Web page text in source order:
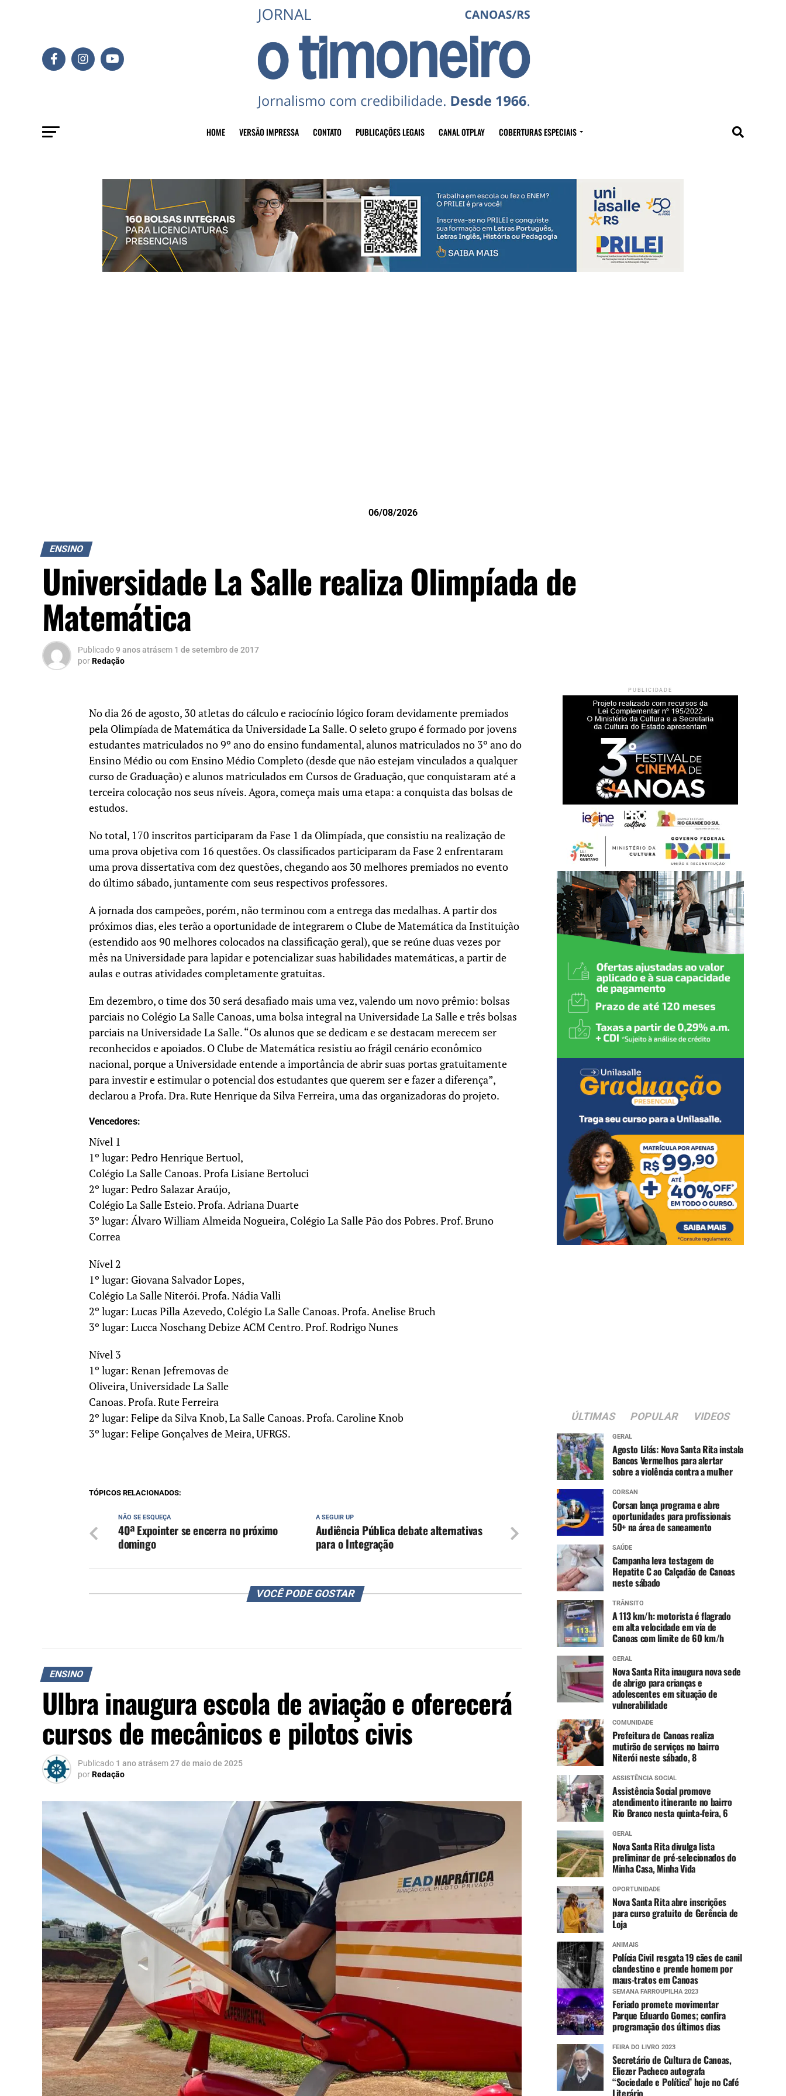
HOME VERSÃO IMPRESSA CONTATO PUBLICAÇÕES LEGAIS CANAL OTPLAY COBERTURAS ESPECIAIS
06/08/2026
ENSINO
Universidade La Salle realiza Olimpíada de
Matemática
Publicado9 anos atrásem 1 de setembro de 2017
porRedação
No dia 26 de agosto, 30 atletas do cálculo e raciocínio lógico foram devidamente premiados
pela Olimpíada de Matemática da Universidade La Salle. O seleto grupo é formado por jovens
estudantes matriculados no 9º ano do ensino fundamental, alunos matriculados no 3º ano do
Ensino Médio ou com Ensino Médio Completo (desde que não estejam vinculados a qualquer
curso de Graduação) e alunos matriculados em Cursos de Graduação, que conquistaram até a
terceira colocação nos seus níveis. Agora, começa mais uma etapa: a conquista das bolsas de
estudos.
No total, 170 inscritos participaram da Fase 1 da Olimpíada, que consistiu na realização de
uma prova objetiva com 16 questões. Os classificados participaram da Fase 2 enfrentaram
uma prova dissertativa com dez questões, chegando aos 30 melhores premiados no evento
do último sábado, juntamente com seus respectivos professores.
A jornada dos campeões, porém, não terminou com a entrega das medalhas. A partir dos
próximos dias, eles terão a oportunidade de integrarem o Clube de Matemática da Instituição
(estendido aos 90 melhores colocados na classificação geral), que se reúne duas vezes por
mês na Universidade para lapidar e potencializar suas habilidades matemáticas, a partir de
aulas e outras atividades completamente gratuitas.
Em dezembro, o time dos 30 será desafiado mais uma vez, valendo um novo prêmio: bolsas
parciais no Colégio La Salle Canoas, uma bolsa integral na Universidade La Salle e três bolsas
parciais na Universidade La Salle. “Os alunos que se dedicam e se destacam merecem ser
reconhecidos e apoiados. O Clube de Matemática resistiu ao frágil cenário econômico
nacional, porque a Universidade entende a importância de abrir suas portas gratuitamente
para investir e estimular o potencial dos estudantes que querem ser e fazer a diferença”,
declarou a Profa. Dra. Rute Henrique da Silva Ferreira, uma das organizadoras do projeto.
Vencedores:
Nível 1
1º lugar: Pedro Henrique Bertuol,
Colégio La Salle Canoas. Profa Lisiane Bertoluci
2º lugar: Pedro Salazar Araújo,
Colégio La Salle Esteio. Profa. Adriana Duarte
3º lugar: Álvaro William Almeida Nogueira, Colégio La Salle Pão dos Pobres. Prof. Bruno
Correa
Nível 2
1º lugar: Giovana Salvador Lopes,
Colégio La Salle Niterói. Profa. Nádia Valli
2º lugar: Lucas Pilla Azevedo, Colégio La Salle Canoas. Profa. Anelise Bruch
3º lugar: Lucca Noschang Debize ACM Centro. Prof. Rodrigo Nunes
Nível 3
1º lugar: Renan Jefremovas de
Oliveira, Universidade La Salle
Canoas. Profa. Rute Ferreira
2º lugar: Felipe da Silva Knob, La Salle Canoas. Profa. Caroline Knob
3º lugar: Felipe Gonçalves de Meira, UFRGS.
TÓPICOS RELACIONADOS:
A SEGUIR UP
Audiência Pública debate alternativas
para o Integração
NÃO SE ESQUEÇA
40ª Expointer se encerra no próximo
domingo
VOCÊ PODE GOSTAR
ENSINO
Ulbra inaugura escola de aviação e oferecerá
cursos de mecânicos e pilotos civis
Publicado 1 ano atrásem27 de maio de 2025
porRedação
PUBLICIDADE
ÚLTIMAS POPULAR VIDEOS
GERAL
Agosto Lilás: Nova Santa Rita instala
Bancos Vermelhos para alertar
sobre a violência contra a mulher
CORSAN
Corsan lança programa e abre
oportunidades para profissionais
50+ na área de saneamento
SAÚDE
Campanha leva testagem de
Hepatite C ao Calçadão de Canoas
neste sábado
TRÂNSITO
A 113 km/h: motorista é flagrado
em alta velocidade em via de
Canoas com limite de 60 km/h
GERAL
Nova Santa Rita inaugura nova sede
de abrigo para crianças e
adolescentes em situação de
vulnerabilidade
COMUNIDADE
Prefeitura de Canoas realiza
mutirão de serviços no bairro
Niterói neste sábado, 8
ASSISTÊNCIA SOCIAL
Assistência Social promove
atendimento itinerante no bairro
Rio Branco nesta quinta-feira, 6
GERAL
Nova Santa Rita divulga lista
preliminar de pré-selecionados do
Minha Casa, Minha Vida
OPORTUNIDADE
Nova Santa Rita abre inscrições
para curso gratuito de Gerência de
Loja
ANIMAIS
Polícia Civil resgata 19 cães de canil
clandestino e prende homem por
maus-tratos em Canoas
SEMANA FARROUPILHA 2023
Feriado promete movimentar
Parque Eduardo Gomes; confira
programação dos últimos dias
FEIRA DO LIVRO 2023
Secretário de Cultura de Canoas,
Eliezer Pacheco autografa
“Sociedade e Política” hoje no Café
Literário